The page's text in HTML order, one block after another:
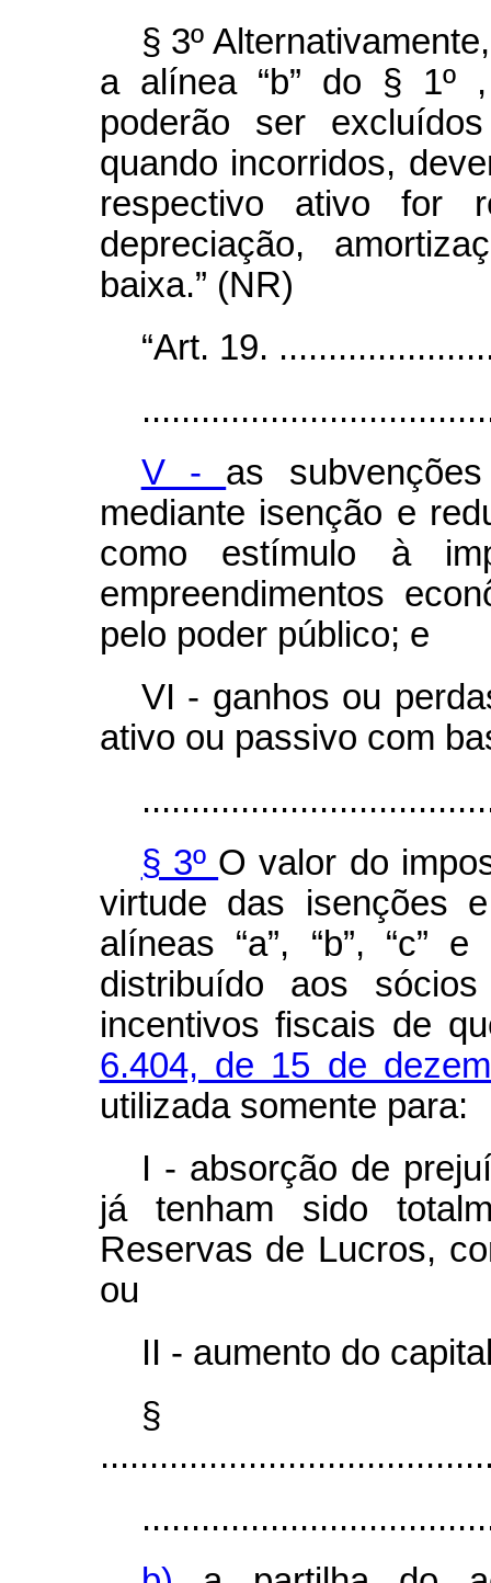
§ 3º
a alínea “b” do § 1º
poderão ser
quando incorridos,
respectivo ativo for
depreciação,
baixa.” (NR)
“Art. 19.
V - as
mediante isenção e
como estímulo à
empreendimentos
pelo poder público; e
VI - ganhos ou
ativo ou passivo com
§ 3º O valor do
virtude das isenções
alíneas “a”, “b”, “c”
distribuído aos
incentivos fiscais de
6.404, de 15 de
utilizada somente para:
I - absorção de
já tenham sido
Reservas de Lucros,
ou
II - aumento do
§